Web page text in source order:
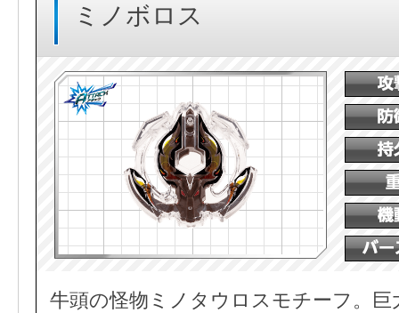
ミノボロス
牛頭の怪物ミノタウロスモチーフ。